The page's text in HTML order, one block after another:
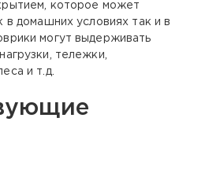
которое может
в домашних условиях так и в
могут выдерживать
тележки,
и т.д.